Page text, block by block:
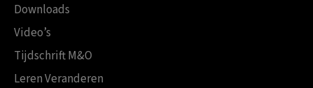
Downloads
Video’s
Tijdschrift M&O
Leren Veranderen